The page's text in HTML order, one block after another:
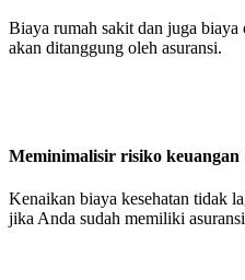
Biaya rumah sakit dan juga biaya
akan ditanggung oleh asuransi.
Meminimalisir risiko keuangan
Kenaikan biaya kesehatan tidak
jika Anda sudah memiliki